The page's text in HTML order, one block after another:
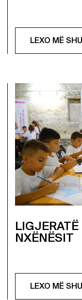
LEXO MË
NXËNËSIT
LEXO MË